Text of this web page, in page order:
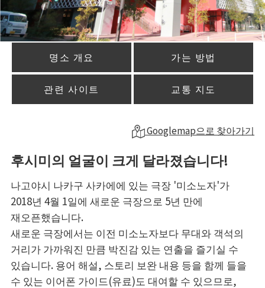
명소 개요 가는 방법
관련 사이트 교통 지도
Googlemap으로 찾아가기
후시미의 얼굴이 크게 달라졌습니다!
나고야시 나카구 사카에에 있는 극장 '미소노자'가
2018년 4월 1일에 새로운 극장으로 5년 만에
재오픈했습니다.
새로운 극장에서는 이전 미소노자보다 무대와 객석의
거리가 가까워진 만큼 박진감 있는 연출을 즐기실 수
있습니다. 용어 해설, 스토리 보완 내용 등을 함께 들을
수 있는 이어폰 가이드(유료)도 대여할 수 있으므로,